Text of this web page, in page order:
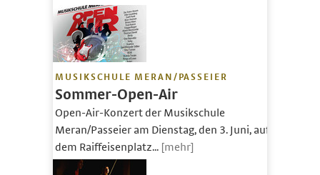
MUSIKSCHULE MERAN/PASSEIER
Sommer-Open-Air
Open-Air-Konzert der Musikschule
Meran/Passeier am Dienstag, den 3. Juni, auf
dem Raiffeisenplatz... [mehr]